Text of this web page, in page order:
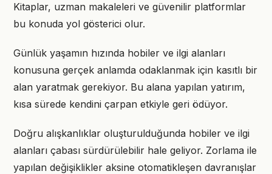
Kitaplar, uzman makaleleri ve güvenilir platformlar
bu konuda yol gösterici olur.
Günlük yaşamın hızında hobiler ve ilgi alanları
konusuna gerçek anlamda odaklanmak için kasıtlı bir
alan yaratmak gerekiyor. Bu alana yapılan yatırım,
kısa sürede kendini çarpan etkiyle geri ödüyor.
Doğru alışkanlıklar oluşturulduğunda hobiler ve ilgi
alanları çabası sürdürülebilir hale geliyor. Zorlama ile
yapılan değişiklikler aksine otomatikleşen davranışlar